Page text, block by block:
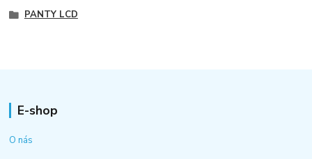
PANTY LCD
E-shop
O nás